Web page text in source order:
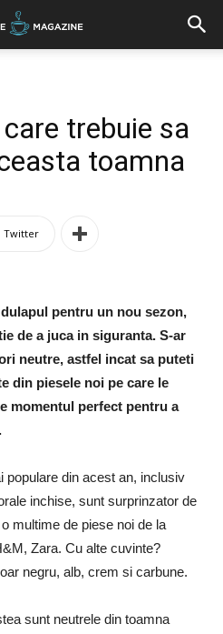
trebuie sa
toamna
Twitter
pentru un nou sezon,
de a juca in siguranta. S-ar
neutre, astfel incat sa puteti
din piesele noi pe care le
momentul perfect pentru a
populare din acest an, inclusiv
inchise, sunt surprinzator de
multime de piese noi de la
Zara. Cu alte cuvinte?
negru, alb, crem si carbune.
sunt neutrele din toamna